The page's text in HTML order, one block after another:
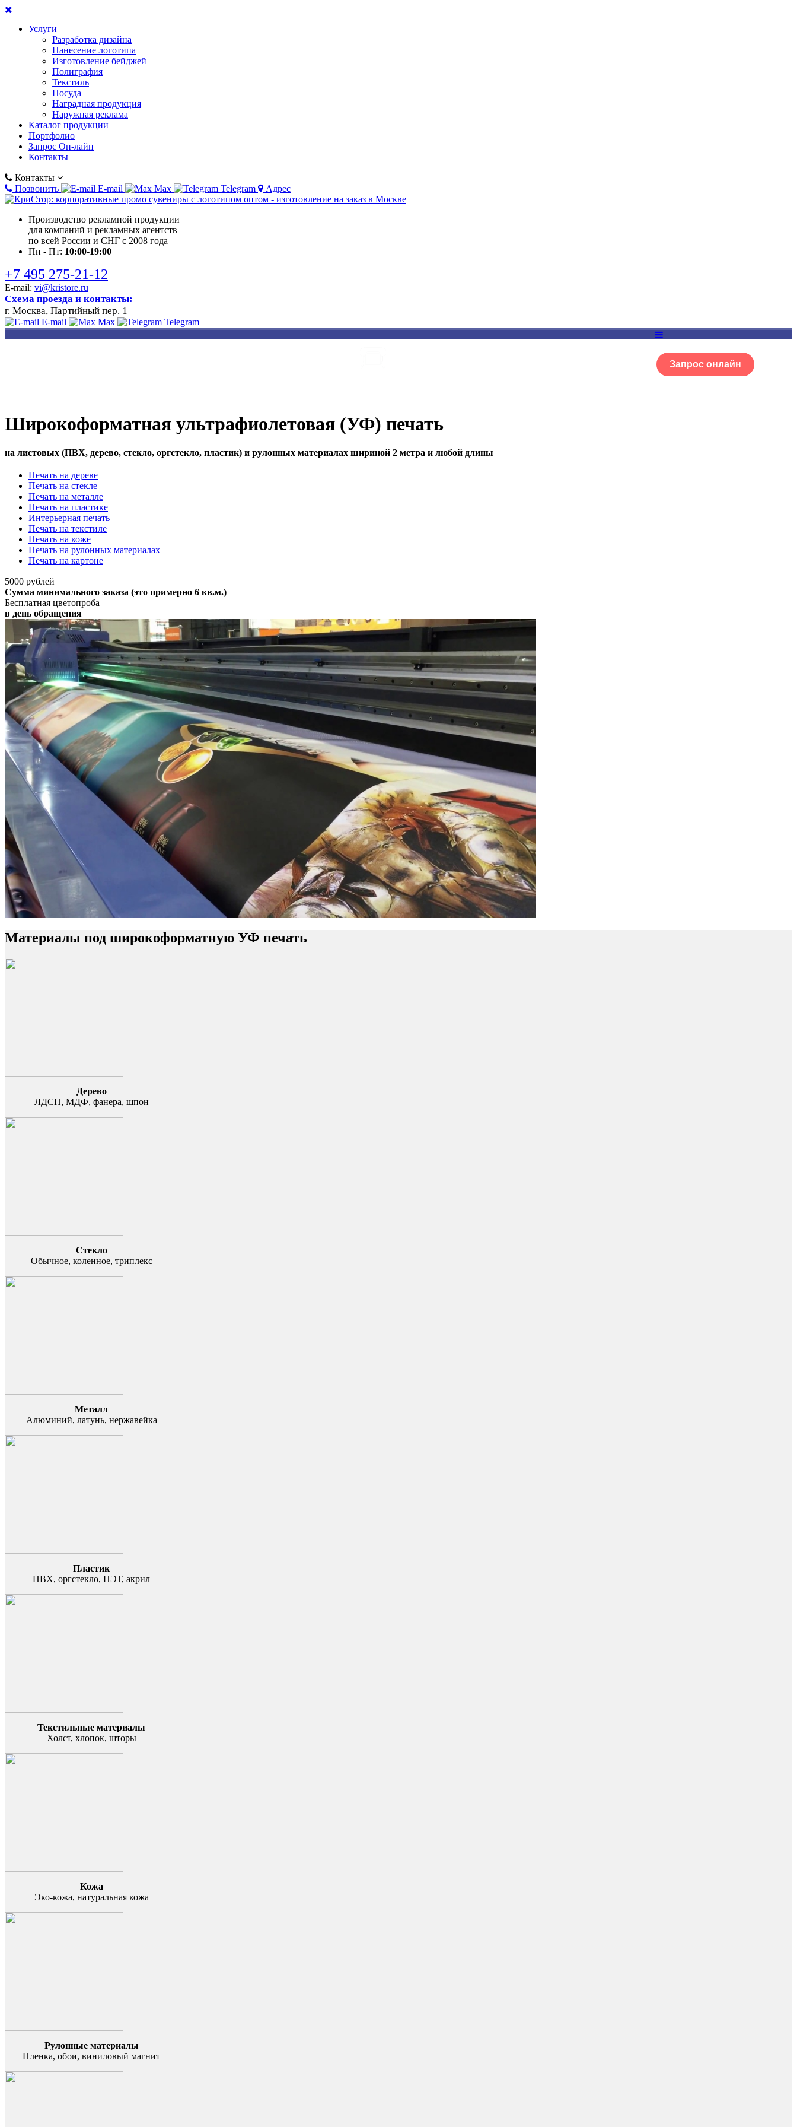
Услуги
Разработка дизайна
Нанесение логотипа
Изготовление бейджей
Полиграфия
Текстиль
Посуда
Наградная продукция
Наружная реклама
Каталог продукции
Портфолио
Запрос Он-лайн
Контакты
Контакты
Позвонить
E-mail Max Telegram Адрес
Производство рекламной продукции
для компаний и рекламных агентств
по всей России и СНГ с 2008 года
Пн - Пт: 10:00-19:00
+7 495 275-21-12
E-mail: vi@kristore.ru
Схема проезда и контакты:
г. Москва, Партийный пер. 1
E-mail Max Telegram
Запрос онлайн
Широкоформатная ультрафиолетовая (УФ) печать
на листовых (ПВХ, дерево, стекло, оргстекло, пластик) и рулонных материалах шириной 2 метра и любой длины
Печать на дереве
Печать на стекле
Печать на металле
Печать на пластике
Интерьерная печать
Печать на текстиле
Печать на коже
Печать на рулонных материалах
Печать на картоне
5000 рублей
Сумма минимального заказа (это примерно 6 кв.м.)
Бесплатная цветопроба
в день обращения
Материалы под широкоформатную УФ печать
Дерево
ЛДСП, МДФ, фанера, шпон
Стекло
Обычное, коленное, триплекс
Металл
Алюминий, латунь, нержавейка
Пластик
ПВХ, оргстекло, ПЭТ, акрил
Текстильные материалы
Холст, хлопок, шторы
Кожа
Эко-кожа, натуральная кожа
Рулонные материалы
Пленка, обои, виниловый магнит